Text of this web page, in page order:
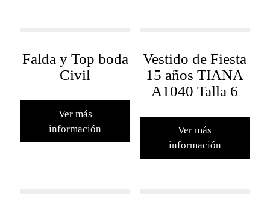
Falda y Top boda
Civil
Ver más
información
Vestido de Fiesta
15 años TIANA
A1040 Talla 6
Ver más
información